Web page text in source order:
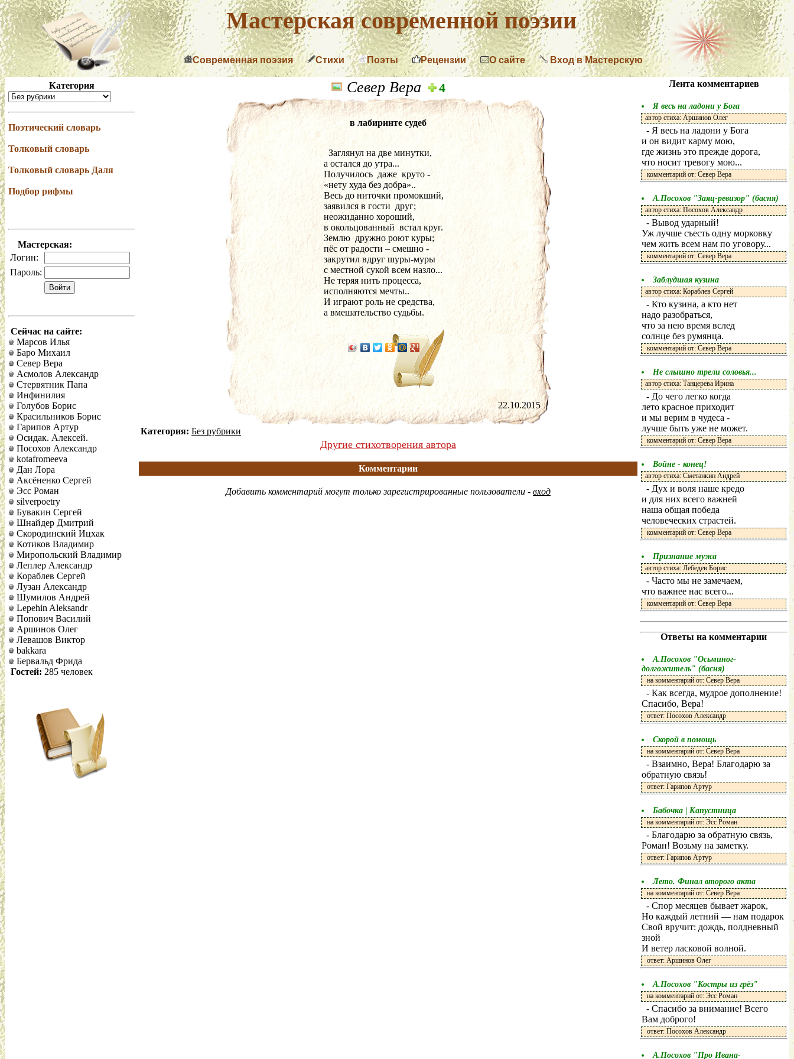
Мастерская современной поэзии
Современная поэзия Стихи Поэты Рецензии О сайте Вход в Мастерскую
Категория
Поэтический словарь
Толковый словарь
Толковый словарь Даля
Подбор рифмы
Мастерская:
Логин:
Пароль:
Сейчас на сайте:
Марсов Илья
Баро Михаил
Север Вера
Асмолов Александр
Стервятник Папа
Инфинилия
Голубов Борис
Красильников Борис
Гарипов Артур
Осидак. Алексей.
Посохов Александр
kotafromeeva
Дан Лора
Аксёненко Сергей
Эсс Роман
silverpoetry
Бувакин Сергей
Шнайдер Дмитрий
Скородинский Ицхак
Котиков Владимир
Миропольский Владимир
Леплер Александр
Кораблев Сергей
Лузан Александр
Шумилов Андрей
Lepehin Aleksandr
Попович Василий
Аршинов Олег
Левашов Виктор
bakkara
Бервальд Фрида
Гостей: 285 человек
Север Вера 4
в лабиринте судеб
  Заглянул на две минутки,
а остался до утра...
Получилось  даже  круто -
«нету худа без добра»..
Весь до ниточки промокший,
заявился в гости  друг;
неожиданно хороший,
в окольцованный  встал круг.
Землю  дружно роют куры;
пёс от радости – смешно -
закрутил вдруг шуры-муры
с местной сукой всем назло...
Не теряя нить процесса,
исполняются мечты..
И играют роль не средства,
а вмешательство судьбы.
22.10.2015
Категория: Без рубрики
Другие стихотворения автора
Комментарии
Добавить комментарий могут только зарегистрированные пользователи - вход
Лента комментариев
Я весь на ладони у Бога
автор стиха: Аршинов Олег
- Я весь на ладони у Бога
и он видит карму мою,
где жизнь это прежде дорога,
что носит тревогу мою...
комментарий от: Север Вера
А.Посохов "Заяц-ревизор" (басня)
автор стиха: Посохов Александр
- Вывод ударный!
Уж лучше съесть одну морковку
чем жить всем нам по уговору...
комментарий от: Север Вера
Заблудшая кузина
автор стиха: Кораблев Сергей
- Кто кузина, а кто нет
надо разобраться,
что за нею время вслед
солнце без румянца.
комментарий от: Север Вера
Не слышно трели соловья...
автор стиха: Танцерева Ирина
- До чего легко когда
лето красное приходит
и мы верим в чудеса -
лучше быть уже не может.
комментарий от: Север Вера
Войне - конец!
автор стиха: Сметанкин Андрей
- Дух и воля наше кредо
и для них всего важней
наша общая победа
человеческих страстей.
комментарий от: Север Вера
Признание мужа
автор стиха: Лебедев Борис
- Часто мы не замечаем,
что важнее нас всего...
комментарий от: Север Вера
Ответы на комментарии
А.Посохов "Осьминог-
долгожитель" (басня)
на комментарий от: Север Вера
- Как всегда, мудрое дополнение!
Спасибо, Вера!
ответ: Посохов Александр
Скорой в помощь
на комментарий от: Север Вера
- Взаимно, Вера! Благодарю за
обратную связь!
ответ: Гарипов Артур
Бабочка | Капустница
на комментарий от: Эсс Роман
- Благодарю за обратную связь,
Роман! Возьму на заметку.
ответ: Гарипов Артур
Лето. Финал второго акта
на комментарий от: Север Вера
- Спор месяцев бывает жарок,
Но каждый летний — нам подарок
Свой вручит: дождь, полдневный
зной
И ветер ласковой волной.
ответ: Аршинов Олег
А.Посохов "Костры из грёз"
на комментарий от: Эсс Роман
- Спасибо за внимание! Всего
Вам доброго!
ответ: Посохов Александр
А.Посохов "Про Ивана-